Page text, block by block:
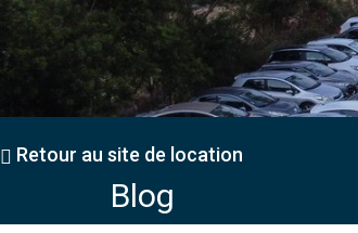
Retour au site de location
Blog